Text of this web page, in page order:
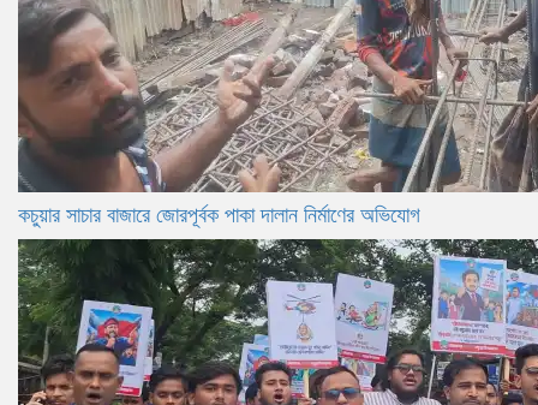
কচুয়ার সাচার বাজারে জোরপূর্বক পাকা দালান নির্মাণের অভিযোগ